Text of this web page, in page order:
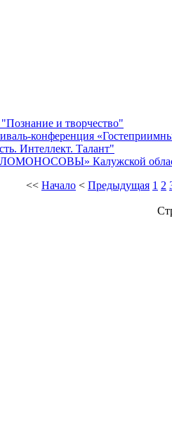
и творчество"
конференция
Интеллект. Талант"
Калужской
<< Начало < Предыдущая 1 2